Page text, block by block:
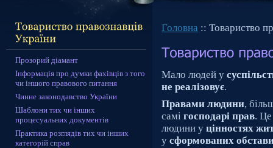
Прозорий діамант
Інформація про думки фахівців з того
чи іншого правового питання
Чинне законодавство України
Шаблони тих чи інших
процесуальних документів
Практика розглядів тих чи інших
категорій справ
Головна :: Товариство
Мало людей у
не реалізовує.
Правами людини,
самі господарі прав. Це
людини у цінностях
у сформованих